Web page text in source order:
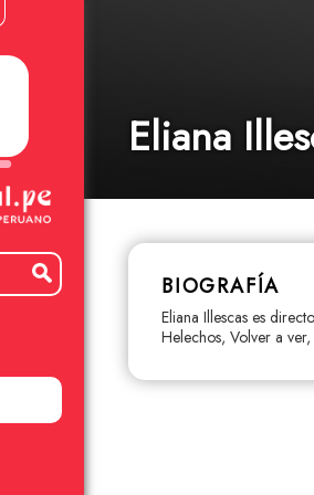
Eliana
BIOGRAFÍA
Eliana Illescas es
Helechos, Volver a